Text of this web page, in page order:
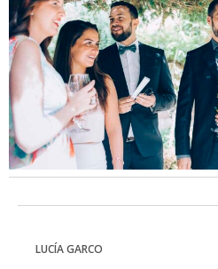
LUCÍA GARCO